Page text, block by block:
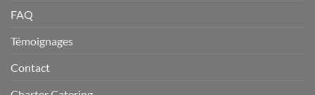
FAQ
Témoignages
Contact